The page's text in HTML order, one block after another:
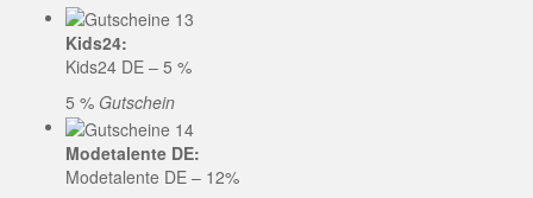
Kids24:
Kids24 DE – 5 %
5 % Gutschein
Modetalente DE:
Modetalente DE – 12%